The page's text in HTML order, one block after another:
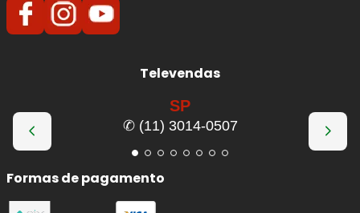
Televendas
SP
✆ (11) 3014-0507
Formas de pagamento